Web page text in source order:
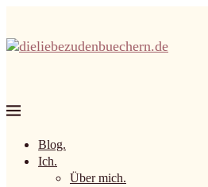
Blog.
Ich.
Über mich.